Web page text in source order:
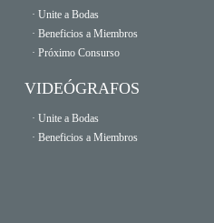
· Unite a Bodas
· Beneficios a Miembros
· Próximo Consurso
VIDEÓGRAFOS
· Unite a Bodas
· Beneficios a Miembros